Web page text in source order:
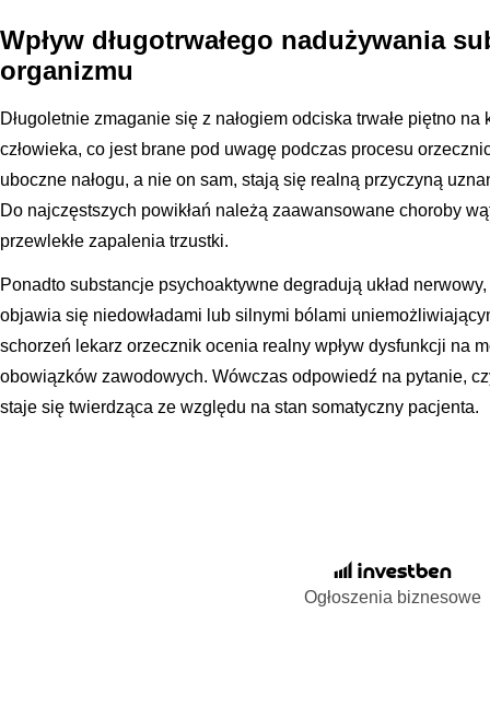
Wpływ długotrwałego nadużywania
organizmu
Długoletnie zmaganie się z nałogiem odciska trwałe piętno
człowieka, co jest brane pod uwagę podczas procesu
uboczne nałogu, a nie on sam, stają się realną przyczyną
Do najczęstszych powikłań należą zaawansowane choroby
przewlekłe zapalenia trzustki.
Ponadto substancje psychoaktywne degradują układ
objawia się niedowładami lub silnymi bólami
schorzeń lekarz orzecznik ocenia realny wpływ dysfunkcji na
obowiązków zawodowych. Wówczas odpowiedź na pytanie,
staje się twierdząca ze względu na stan somatyczny pacjenta.
Ogłoszenia biznesowe